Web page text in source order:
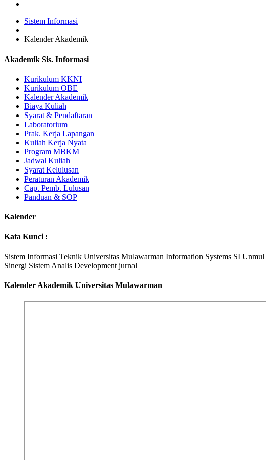
Sistem Informasi
Kalender Akademik
Akademik Sis. Informasi
Kurikulum KKNI
Kurikulum OBE
Kalender Akademik
Biaya Kuliah
Syarat & Pendaftaran
Laboratorium
Prak. Kerja Lapangan
Kuliah Kerja Nyata
Program MBKM
Jadwal Kuliah
Syarat Kelulusan
Peraturan Akademik
Cap. Pemb. Lulusan
Panduan & SOP
Kalender
Kata Kunci :
Sistem Informasi Teknik Universitas Mulawarman Information Systems SI Unmul
Sinergi Sistem Analis Development jurnal
Kalender Akademik Universitas Mulawarman